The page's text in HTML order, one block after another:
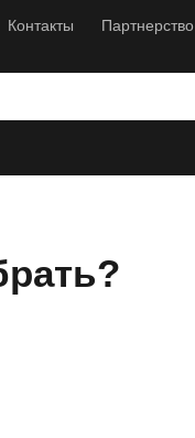
Контакты Партнерство